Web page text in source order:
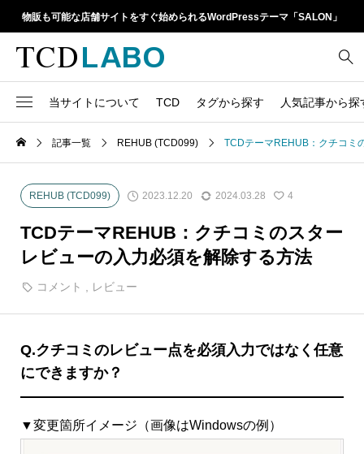
物販も可能な店舗サイトをすぐ始められるWordPressテーマ「SALON」
当サイトについて TCD タグから探す 人気記事から探
1カラム
Google Map
h1 14
iframe
meta description 21
meta title 39
retinaディスプレイ
SNSアイコン
Welcart
TCD LABOとは
TCDテーマ一覧
ファイルの編集方法
WordPressテーマ比較
人気ランキング
アップデート情報
よくあるご質問
記事一覧 REHUB (TCD099) TCDテーマREHUB：クチコミ
REHUB (TCD099) 2023.12.20 2024.03.28 4
TCDテーマREHUB：クチコミのスター
レビューの入力必須を解除する方法
コメント , レビュー
Q.クチコミのレビュー点を必須入力ではなく任意
にできますか？
▼変更箇所イメージ（画像はWindowsの例）